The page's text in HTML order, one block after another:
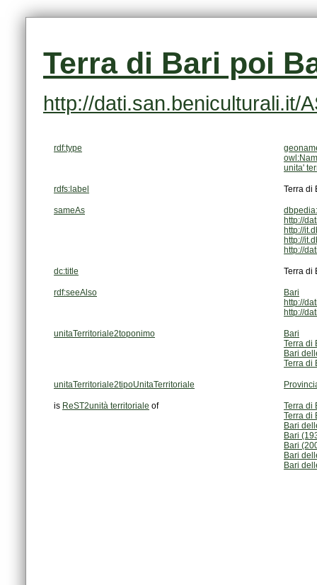
Terra di Bari poi
http://dati.san.beniculturali.it/
rdf:type
unita'
rdfs:label Terra di
sameAs
http://
http://
http://
http://
dc:title Terra di
rdf:seeAlso
Bari
http://
http://
unitaTerritoriale2toponimo
Bari
Terra di
Bari
Terra di
unitaTerritoriale2tipoUnitaTerritoriale
is ReST2unità territoriale of
Terra di
Terra di
Bari
Bari
Bari
Bari
Bari